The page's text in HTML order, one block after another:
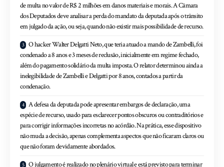
de multa no valor de R$ 2 milhões em danos materiais e morais. A Câmara
dos Deputados deve analisar a perda do mandato da deputada após o trânsito
em julgado da ação, ou seja, quando não existir mais possibilidade de recurso.
O hacker Walter Delgatti Neto, que teria atuado a mando de Zambelli, foi
condenado a 8 anos e 3 meses de reclusão, inicialmente em regime fechado,
além do pagamento solidário da multa imposta. O relator determinou ainda a
inelegibilidade de Zambelli e Delgatti por 8 anos, contados a partir da
condenação.
A defesa da deputada pode apresentar embargos de declaração, uma
espécie de recurso, usado para esclarecer pontos obscuros ou contraditórios e
para corrigir informações incorretas no acórdão. Na prática, esse dispositivo
não muda a decisão, apenas complementa aspectos que não ficaram claros ou
que não foram devidamente abordados.
O julgamento é realizado no plenário virtual e está previsto para terminar